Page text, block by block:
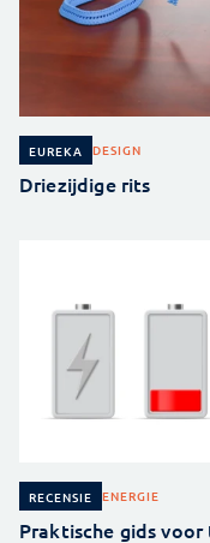
EUREKA DESIGN
Driezijdige rits
RECENSIE ENERGIE
Praktische gids